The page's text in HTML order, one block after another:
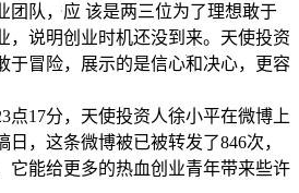
团队，应 该是两三位为了理想敢于
，说明创业时机还没到来。天使投资
于冒险，展示的是信心和决心，更容
点17分，天使投资人徐小平在微博上
，这条微博被已被转发了846次，
它能给更多的热血创业青年带来些许